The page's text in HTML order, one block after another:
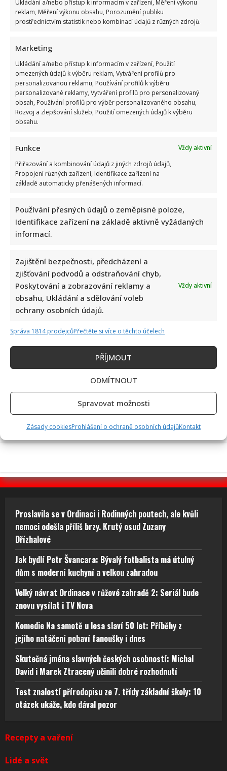
Ukládání a/nebo přístup k informacím v zařízení, Měření výkonu
reklam, Měření výkonu obsahu, Porozumění publiku
prostřednictvím statistik nebo kombinací údajů z různých zdrojů.
Marketing
Ukládání a/nebo přístup k informacím v zařízení, Použití
omezených údajů k výběru reklam, Vytváření profilů pro
personalizovanou reklamu, Používání profilů k výběru
personalizované reklamy, Vytváření profilů pro personalizovaný
obsah, Používání profilů pro výběr personalizovaného obsahu,
Rozvoj a zlepšování služeb, Použití omezených údajů k výběru
obsahu.
Funkce
Vždy aktivní
Přiřazování a kombinování údajů z jiných zdrojů údajů,
Propojení různých zařízení, Identifikace zařízení na
základě automaticky přenášených informací.
Používání přesných údajů o zeměpisné poloze,
Identifikace zařízení na základě aktivně vyžádaných
informací.
Zajištění bezpečnosti, předcházení a
zjišťování podvodů a odstraňování chyb,
Poskytování a zobrazování reklamy a
obsahu, Ukládání a sdělování voleb
ochrany osobních údajů.
Vždy aktivní
Správa 1814 prodejcůPřečtěte si více o těchto účelech
PŘÍJMOUT
ODMÍTNOUT
Spravovat možnosti
Zásady cookiesProhlášení o ochraně osobních údajůKontakt
Jak bydlí Petr Švancara: Bývalý fotbalista má útulný dům s
moderní kuchyní a velkou zahradou
vysílat i TV Nova
Komedie Na samotě u lesa slaví 50 let: Příběhy z jejího
natáčení pobaví fanoušky i dnes
Skutečná jména slavných českých osobností: Michal David i
Marek Ztracený učinili dobré rozhodnutí
Proslavila se v Ordinaci i Rodinných poutech, ale kvůli
nemoci odešla příliš brzy. Krutý osud Zuzany
Dřízhalové
Jak bydlí Petr Švancara: Bývalý fotbalista má útulný
dům s moderní kuchyní a velkou zahradou
Velký návrat Ordinace v růžové zahradě 2: Seriál bude
znovu vysílat i TV Nova
Komedie Na samotě u lesa slaví 50 let: Příběhy z
jejího natáčení pobaví fanoušky i dnes
Skutečná jména slavných českých osobností: Michal
David i Marek Ztracený učinili dobré rozhodnutí
Test znalostí přírodopisu ze 7. třídy základní školy: 10
otázek ukáže, kdo dával pozor
Recepty a vaření
Lidé a svět